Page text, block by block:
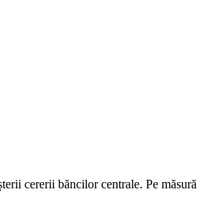
cererii băncilor centrale. Pe măsură